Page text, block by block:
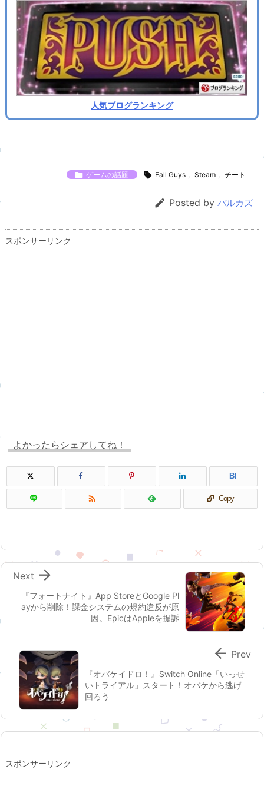
人気ブログランキング
 ゲームの話題  Fall Guys , Steam , チート
 Posted by バルカズ
スポンサーリンク
よかったらシェアしてね！
B!
 Copy
『フォートナイト』App StoreとGoogle Pl
ayから削除！課金システムの規約違反が原
因。EpicはAppleを提訴

Next
『オバケイドロ！』Switch Online「いっせ
いトライアル」スタート！オバケから逃げ
回ろう
 Prev
スポンサーリンク